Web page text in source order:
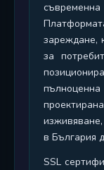
зареждане,
за
в България
SSL